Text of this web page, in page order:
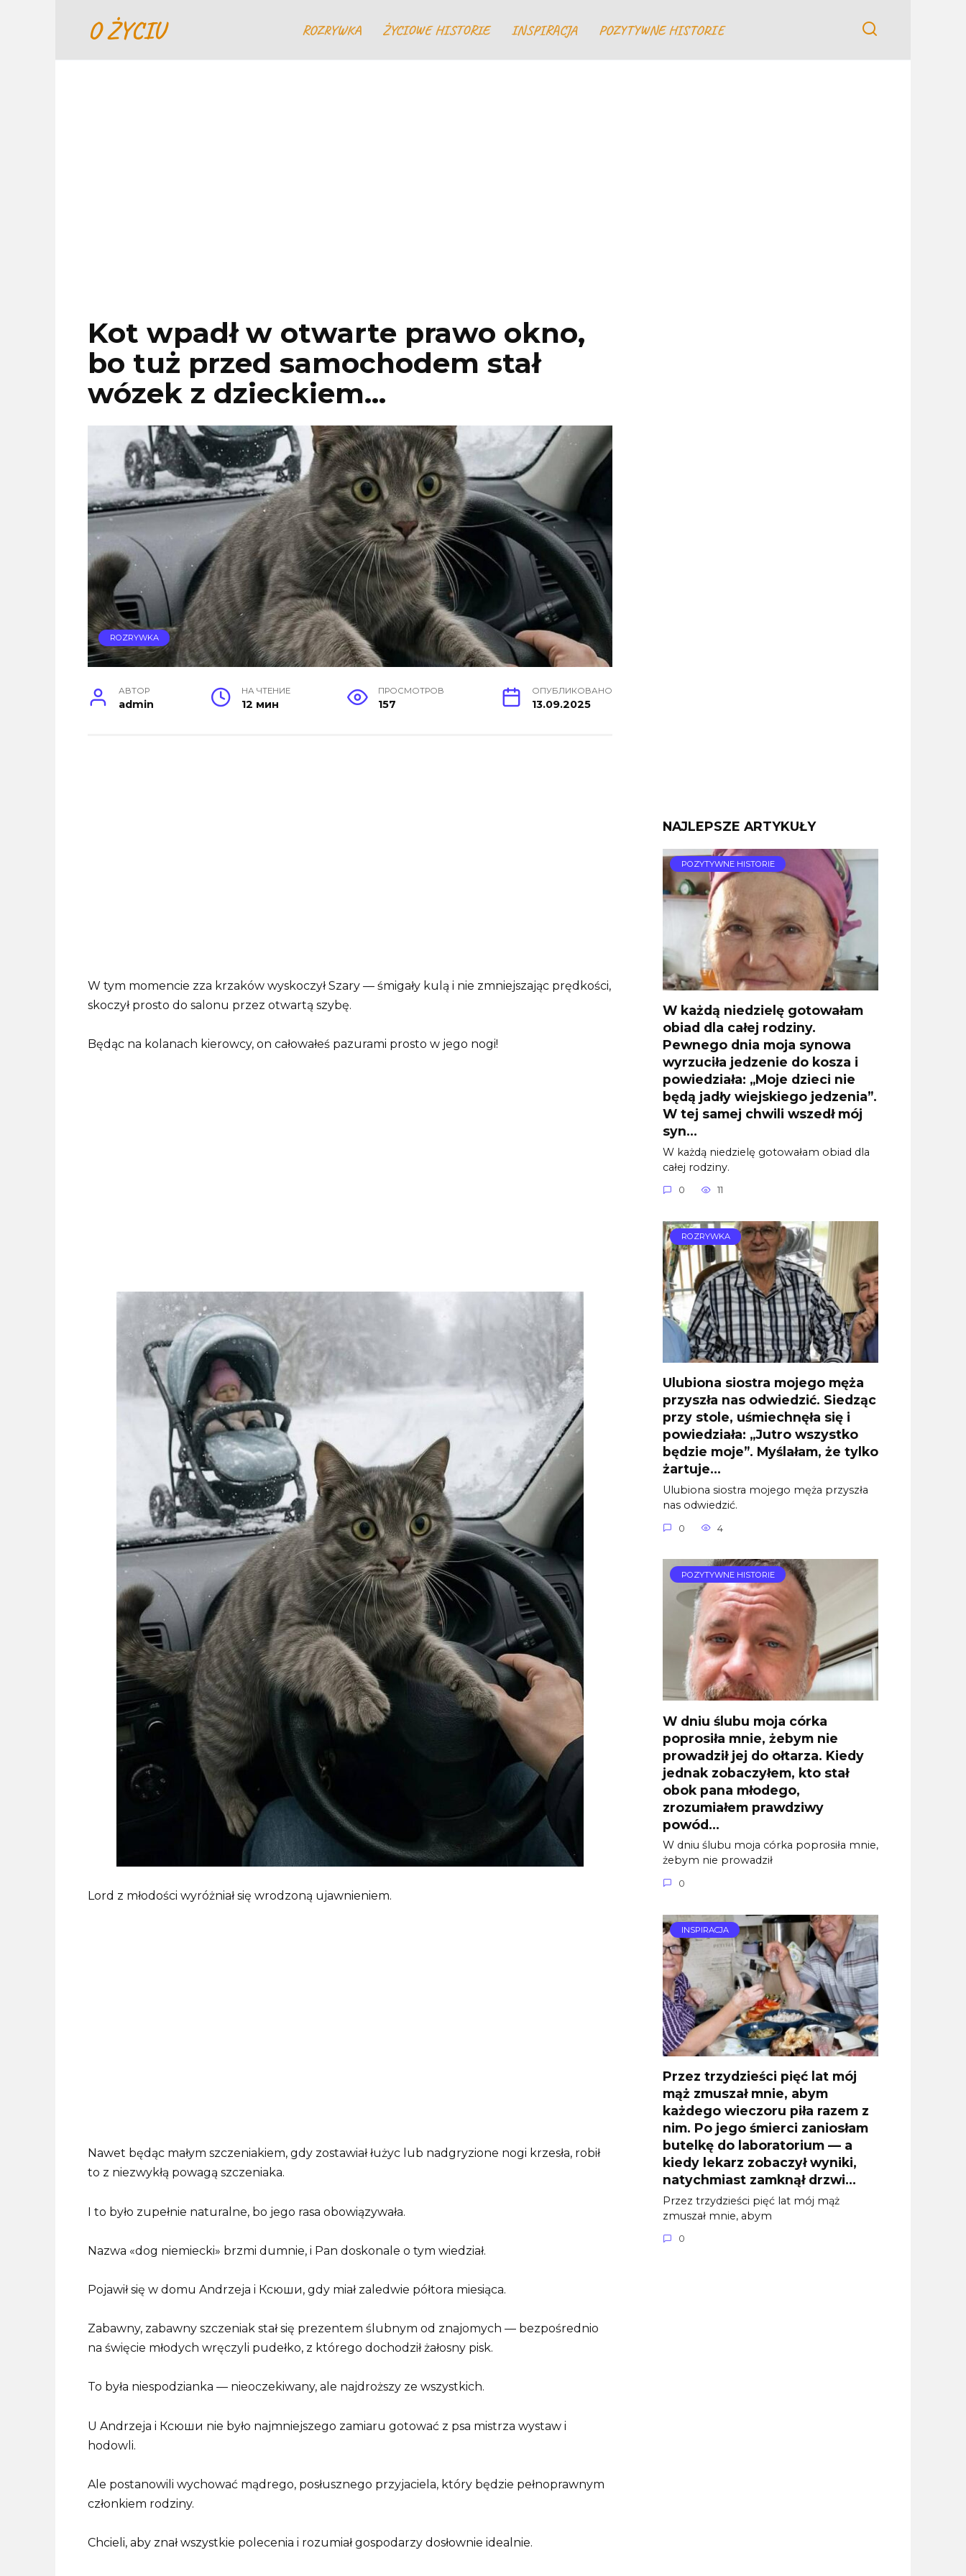
O ŻYCIU ROZRYWKA ŻYCIOWE HISTORIE INSPIRACJA POZYTYWNE HISTORIE
Kot wpadł w otwarte prawo okno,
bo tuż przed samochodem stał
wózek z dzieckiem…
ROZRYWKA
АВТОР
admin
НА ЧТЕНИЕ
12 мин
ПРОСМОТРОВ
157
ОПУБЛИКОВАНО
13.09.2025
W tym momencie zza krzaków wyskoczył Szary — śmigały kulą i nie zmniejszając prędkości,
skoczył prosto do salonu przez otwartą szybę.
Będąc na kolanach kierowcy, on całowałeś pazurami prosto w jego nogi!
Lord z młodości wyróżniał się wrodzoną ujawnieniem.
Nawet będąc małym szczeniakiem, gdy zostawiał łużyc lub nadgryzione nogi krzesła, robił
to z niezwykłą powagą szczeniaka.
I to było zupełnie naturalne, bo jego rasa obowiązywała.
Nazwa «dog niemiecki» brzmi dumnie, i Pan doskonale o tym wiedział.
Pojawił się w domu Andrzeja i Ксюши, gdy miał zaledwie półtora miesiąca.
Zabawny, zabawny szczeniak stał się prezentem ślubnym od znajomych — bezpośrednio
na święcie młodych wręczyli pudełko, z którego dochodził żałosny pisk.
To była niespodzianka — nieoczekiwany, ale najdroższy ze wszystkich.
U Andrzeja i Ксюши nie było najmniejszego zamiaru gotować z psa mistrza wystaw i
hodowli.
Ale postanowili wychować mądrego, posłusznego przyjaciela, który będzie pełnoprawnym
członkiem rodziny.
Chcieli, aby znał wszystkie polecenia i rozumiał gospodarzy dosłownie idealnie.
NAJLEPSZE ARTYKUŁY
POZYTYWNE HISTORIE
W każdą niedzielę gotowałam
obiad dla całej rodziny.
Pewnego dnia moja synowa
wyrzuciła jedzenie do kosza i
powiedziała: „Moje dzieci nie
będą jadły wiejskiego jedzenia”.
W tej samej chwili wszedł mój
syn…
W każdą niedzielę gotowałam obiad dla
całej rodziny.
0 11
ROZRYWKA
Ulubiona siostra mojego męża
przyszła nas odwiedzić. Siedząc
przy stole, uśmiechnęła się i
powiedziała: „Jutro wszystko
będzie moje”. Myślałam, że tylko
żartuje…
Ulubiona siostra mojego męża przyszła
nas odwiedzić.
0 4
POZYTYWNE HISTORIE
W dniu ślubu moja córka
poprosiła mnie, żebym nie
prowadził jej do ołtarza. Kiedy
jednak zobaczyłem, kto stał
obok pana młodego,
zrozumiałem prawdziwy
powód…
W dniu ślubu moja córka poprosiła mnie,
żebym nie prowadził
0
INSPIRACJA
Przez trzydzieści pięć lat mój
mąż zmuszał mnie, abym
każdego wieczoru piła razem z
nim. Po jego śmierci zaniosłam
butelkę do laboratorium — a
kiedy lekarz zobaczył wyniki,
natychmiast zamknął drzwi…
Przez trzydzieści pięć lat mój mąż
zmuszał mnie, abym
0